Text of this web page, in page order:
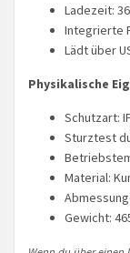
Ladezeit:
Integrierte
Lädt über
Physikalische
Schutzart:
Sturztest
Material:
Gewicht: